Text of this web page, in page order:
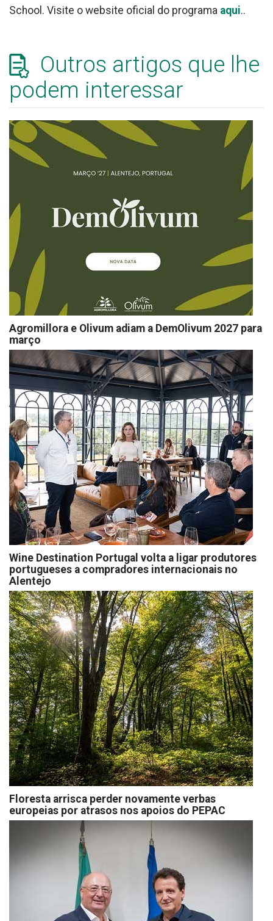
School. Visite o website oficial do programa aqui..
Outros artigos que lhe
podem interessar
Agromillora e Olivum adiam a DemOlivum 2027 para
março
Wine Destination Portugal volta a ligar produtores
portugueses a compradores internacionais no
Alentejo
Floresta arrisca perder novamente verbas
europeias por atrasos nos apoios do PEPAC